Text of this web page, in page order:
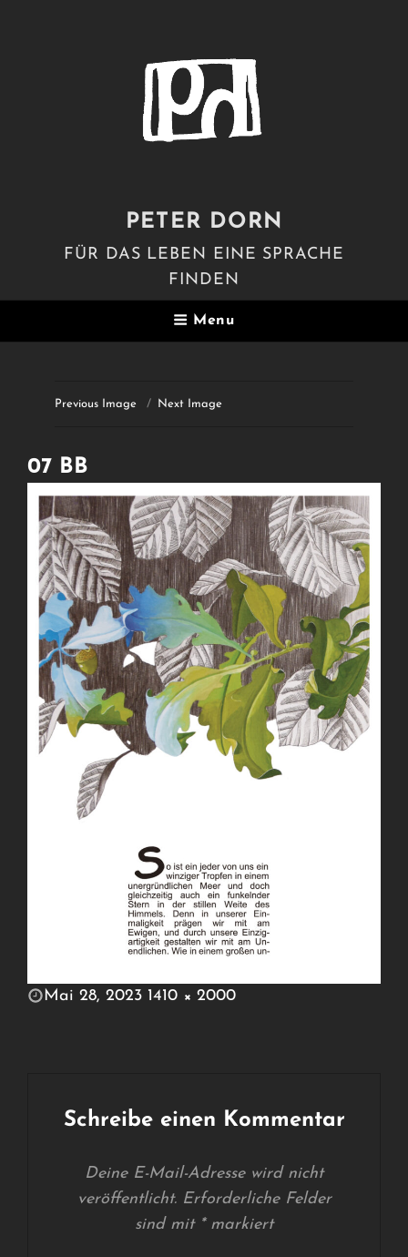
PETER DORN
FÜR DAS LEBEN EINE SPRACHE
FINDEN
Menu
Previous Image Next Image
07 BB
POSTED
Mai 28, 2023 1410 × 2000
Schreibe einen Kommentar
Deine E-Mail-Adresse wird nicht
veröffentlicht. Erforderliche Felder
sind mit *markiert